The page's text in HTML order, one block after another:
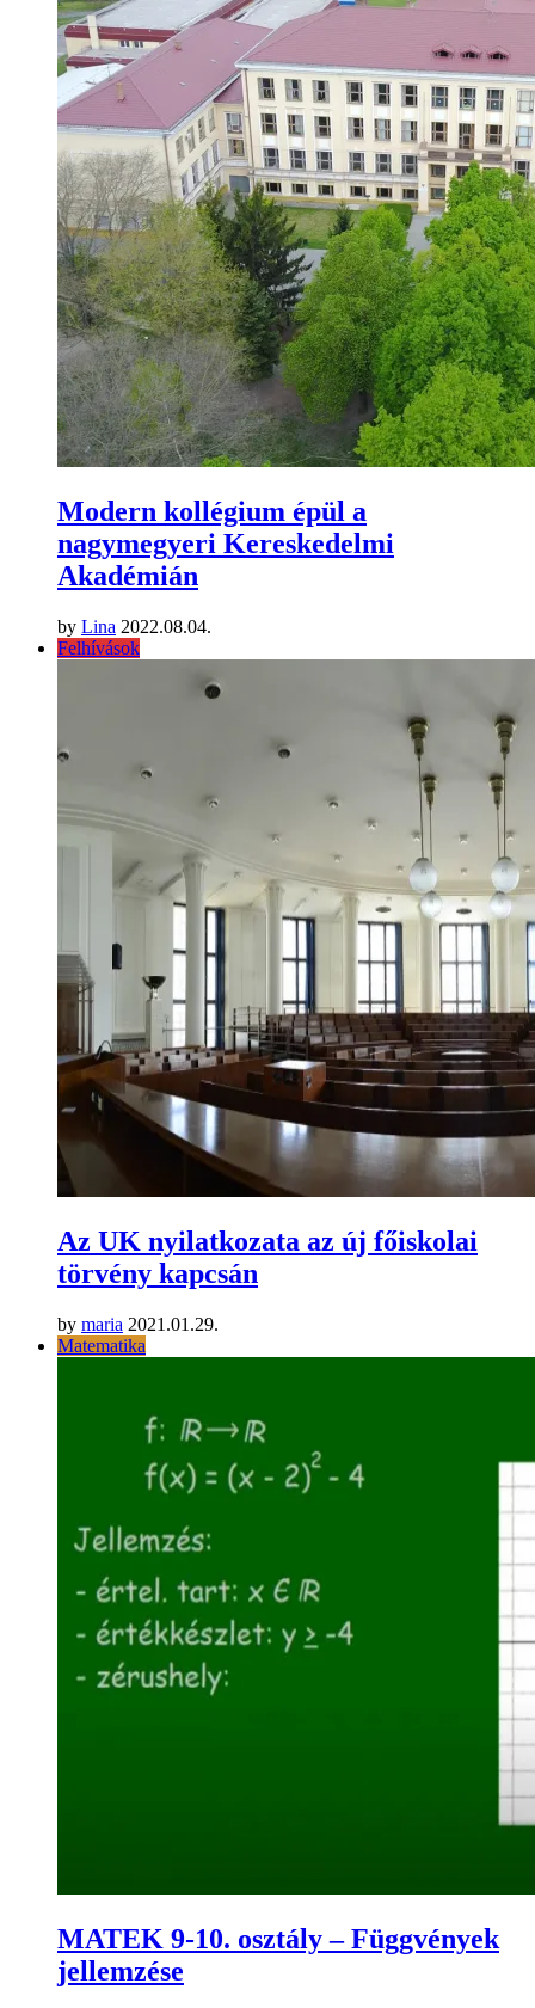
Modern kollégium épül a
nagymegyeri Kereskedelmi
Akadémián
by Lina 2022.08.04.
Felhívások
Az UK nyilatkozata az új főiskolai
törvény kapcsán
by maria 2021.01.29.
Matematika
MATEK 9-10. osztály – Függvények
jellemzése